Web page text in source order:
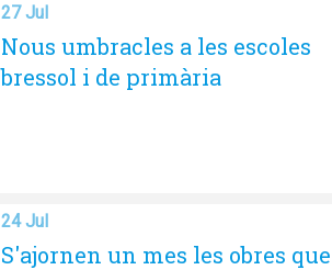
27 Jul
Nous umbracles a les escoles
bressol i de primària
24 Jul
S'ajornen un mes les obres que